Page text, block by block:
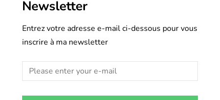
Newsletter
Entrez votre adresse e-mail ci-dessous pour vous
inscrire à ma newsletter